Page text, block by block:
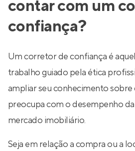
contar com um
confiança?
Um corretor de confiança é
trabalho guiado pela ética
ampliar seu conhecimento sobre
preocupa com o desempenho
mercado imobiliário.
Seja em relação a compra ou a